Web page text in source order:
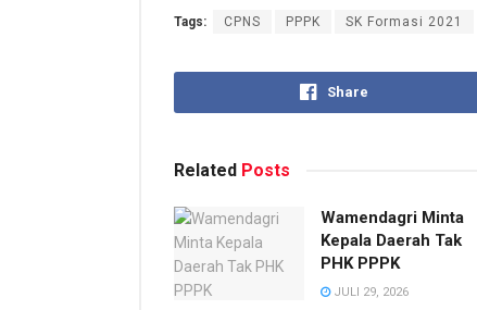
Tags: CPNS PPPK SK Formasi 2021
Share
Related Posts
Wamendagri Minta
Kepala Daerah Tak
PHK PPPK
JULI 29, 2026